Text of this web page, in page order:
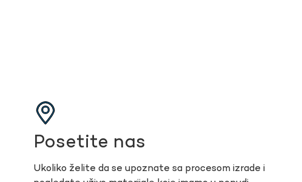
Posetite nas
Ukoliko želite da se upoznate sa procesom izrade i